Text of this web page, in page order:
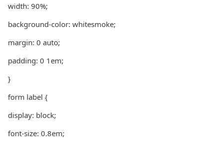
width: 90%;
background-color: whitesmoke;
margin: 0 auto;
padding: 0 1em;
}
form label {
display: block;
font-size: 0.8em;